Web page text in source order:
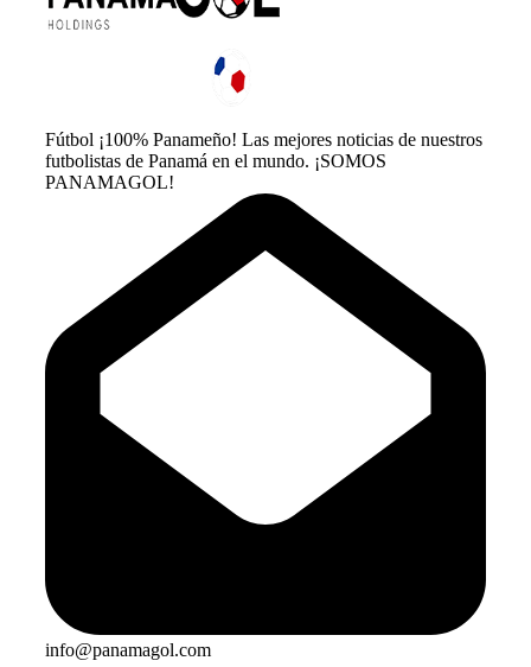
Fútbol ¡100% Panameño! Las mejores noticias de nuestros
futbolistas de Panamá en el mundo. ¡SOMOS
PANAMAGOL!
info@panamagol.com